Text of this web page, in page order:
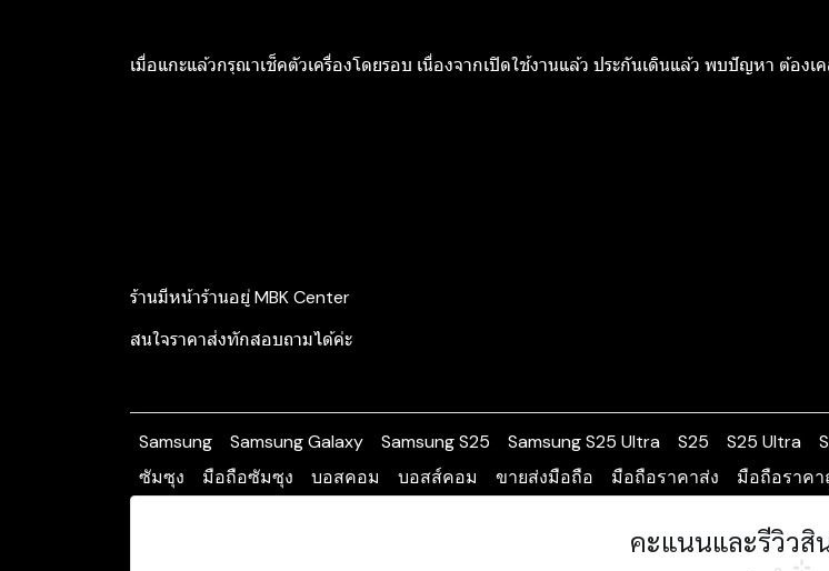
เมื่อแกะแล้วกรุณาเช็คตัวเครื่องโดยรอบ เนื่องจากเปิดใช้งานแล้ว ประกันเดินแล้ว พบปัญหา ต้องเ
ร้านมีหน้าร้านอยู่ MBK Center
สนใจราคาส่งทักสอบถามได้ค่ะ ️
Samsung Samsung Galaxy Samsung S25 Samsung S25 Ultra S25 S25 Ultra
ซัมซุง
มือถือซัมซุง บอสคอม บอสส์คอม ขายส่งมือถือ มือถือราคาส่ง มือถือราคา
คะแนนและรีวิวสิ